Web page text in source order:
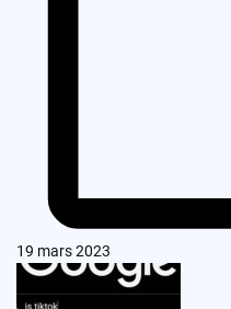
19 mars 2023